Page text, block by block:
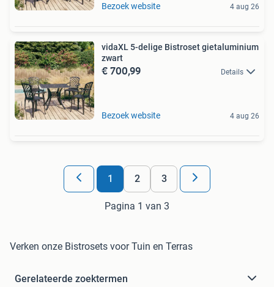
Bezoek website 4 aug 26
vidaXL 5-delige Bistroset gietaluminium
zwart
€ 700,99 Details
Bezoek website 4 aug 26
1 2 3
Pagina 1 van 3
Verken onze Bistrosets voor Tuin en Terras
Gerelateerde zoektermen